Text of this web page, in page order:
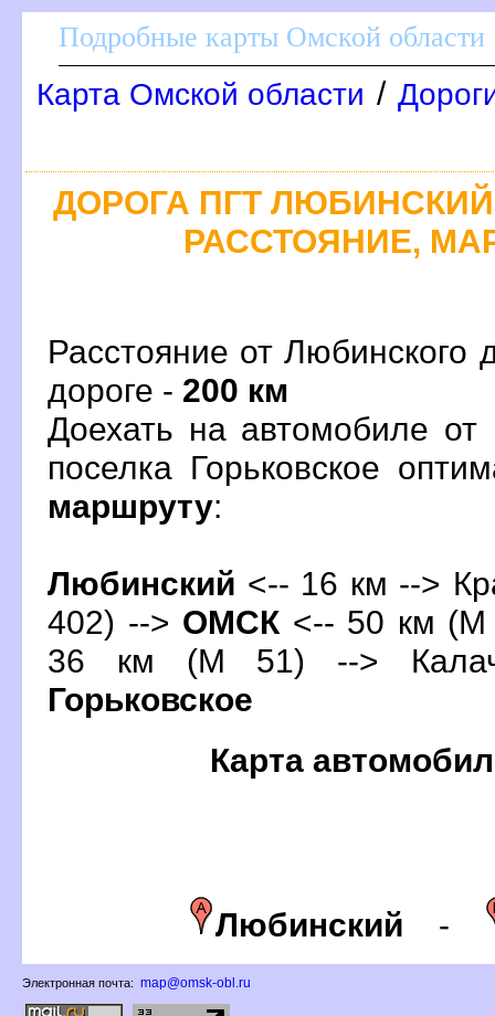
Подробные карты Омской области
Карта Омской области /
ДОРОГА ПГТ
РАССТОЯНИЕ,
Расстояние от Любинского
дороге - 200 км
Доехать на автомобиле
поселка Горьковское
маршруту:
Любинский <-- 16 км -->
402) --> ОМСК <-- 50 км (М
36 км (М 51) -->
Горьковское
Карта
Любинский -
Электронная почта: map@omsk-obl.ru